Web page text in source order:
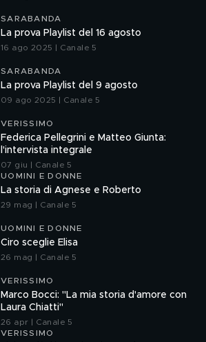
SARABANDA
La prova Playlist del 16 agosto
16 ago 2025 | Canale 5
SARABANDA
La prova Playlist del 9 agosto
09 ago 2025 | Canale 5
VERISSIMO
Federica Pellegrini e Matteo Giunta:
l'intervista integrale
07 giu | Canale 5
UOMINI E DONNE
La storia di Agnese e Roberto
29 mag | Canale 5
UOMINI E DONNE
Ciro sceglie Elisa
26 mag | Canale 5
VERISSIMO
Marco Bocci: "La mia storia d'amore con
Laura Chiatti"
26 apr | Canale 5
VERISSIMO